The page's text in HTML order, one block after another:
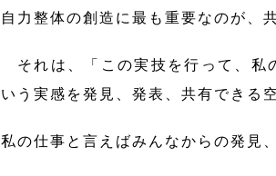
自力整体の創造に最も重要なのが、
それは、「この実技を行って、
いう実感を発見、発表、共有できる
私の仕事と言えばみんなからの発見